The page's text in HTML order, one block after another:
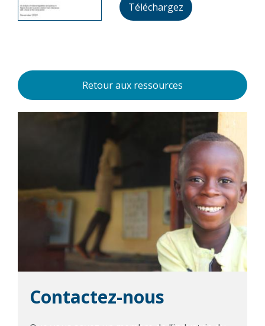
Téléchargez
Retour aux ressources
Contactez-nous